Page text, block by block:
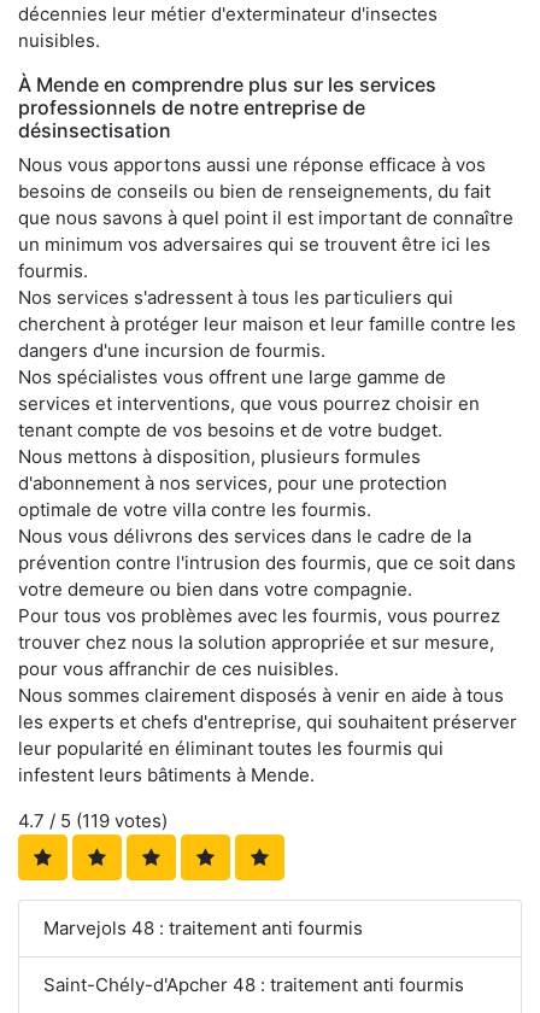
décennies leur métier d'exterminateur d'insectes
nuisibles.
À Mende en comprendre plus sur les services
professionnels de notre entreprise de
désinsectisation
Nous vous apportons aussi une réponse efficace à vos
besoins de conseils ou bien de renseignements, du fait
que nous savons à quel point il est important de connaître
un minimum vos adversaires qui se trouvent être ici les
fourmis.
Nos services s'adressent à tous les particuliers qui
cherchent à protéger leur maison et leur famille contre les
dangers d'une incursion de fourmis.
Nos spécialistes vous offrent une large gamme de
services et interventions, que vous pourrez choisir en
tenant compte de vos besoins et de votre budget.
Nous mettons à disposition, plusieurs formules
d'abonnement à nos services, pour une protection
optimale de votre villa contre les fourmis.
Nous vous délivrons des services dans le cadre de la
prévention contre l'intrusion des fourmis, que ce soit dans
votre demeure ou bien dans votre compagnie.
Pour tous vos problèmes avec les fourmis, vous pourrez
trouver chez nous la solution appropriée et sur mesure,
pour vous affranchir de ces nuisibles.
Nous sommes clairement disposés à venir en aide à tous
les experts et chefs d'entreprise, qui souhaitent préserver
leur popularité en éliminant toutes les fourmis qui
infestent leurs bâtiments à Mende.
4.7 / 5 (119 votes)
Marvejols 48 : traitement anti fourmis
Saint-Chély-d'Apcher 48 : traitement anti fourmis